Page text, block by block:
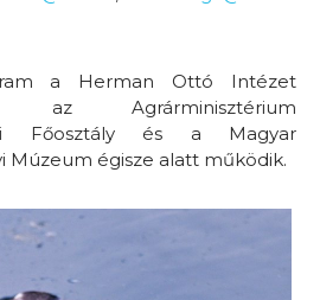
a Herman Ottó Intézet
az Agrárminisztérium
Főosztály és a Magyar
Múzeum égisze alatt működik.